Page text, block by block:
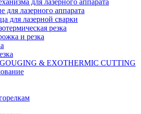
для лазерного аппарата
лазерного аппарата
для лазерной сварки
резка
и резка
GOUGING & EXOTHERMIC CUTTING